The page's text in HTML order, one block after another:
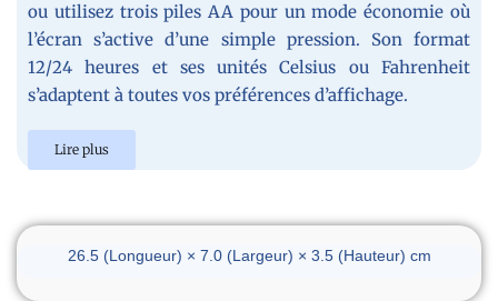
ou utilisez trois piles AA pour un mode économie où
l’écran s’active d’une simple pression. Son format
12/24 heures et ses unités Celsius ou Fahrenheit
s’adaptent à toutes vos préférences d’affichage.
Lire plus
Dimensions du réveil
26.5 (Longueur) × 7.0 (Largeur) × 3.5 (Hauteur) cm